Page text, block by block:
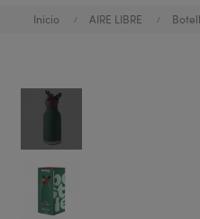
Inicio AIRE LIBRE